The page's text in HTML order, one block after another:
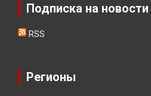
Подписка на новости
RSS
Регионы